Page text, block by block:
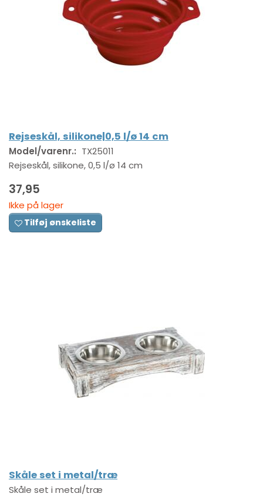
Rejseskål, silikone|0,5 l/ø 14 cm
Model/varenr.: TX25011
Rejseskål, silikone, 0,5 l/ø 14 cm
37,95
Ikke på lager
Tilføj ønskeliste
Skåle set i metal/træ
Skåle set i metal/træ